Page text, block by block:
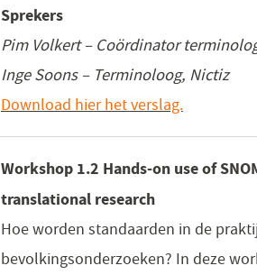
Sprekers
Pim Volkert – Coördinator
Inge Soons – Terminoloog, Nictiz
Download hier het verslag.
Workshop 1.2 Hands-on use of
translational research
Hoe worden standaarden in de
bevolkingsonderzoeken? In deze